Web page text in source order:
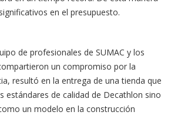
en el presupuesto.
de profesionales de SUMAC y los
un compromiso por la
resultó en la entrega de una tienda que
estándares de calidad de Decathlon sino
un modelo en la construcción